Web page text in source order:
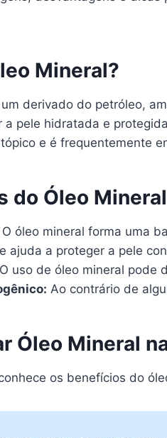
Mineral?
derivado do petróleo,
a pele hidratada e
e é frequentemente
do Óleo
O óleo mineral forma uma
ajuda a proteger a pele
O uso de óleo mineral pode
Ao contrário de
Óleo Mineral
os benefícios do